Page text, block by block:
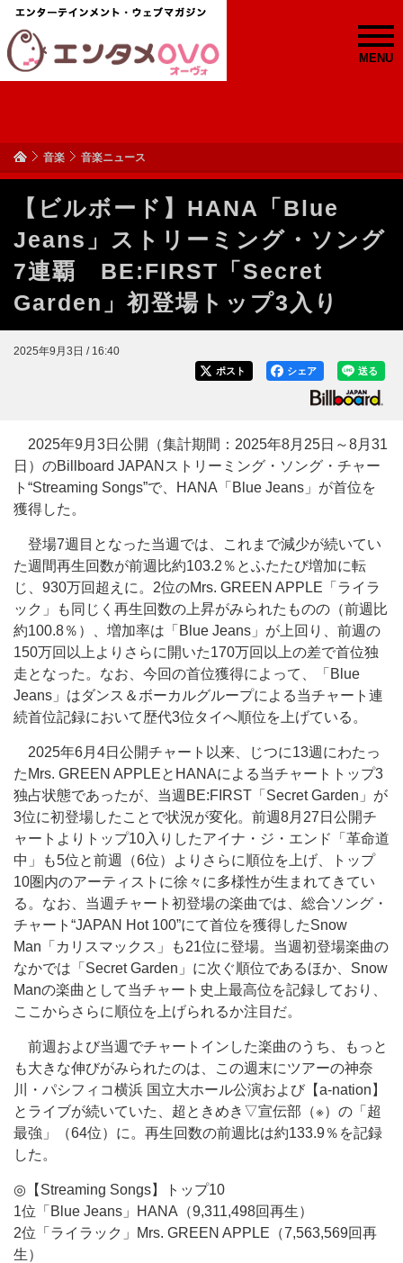
MENU
音楽 音楽ニュース
【ビルボード】HANA「Blue
Jeans」ストリーミング・ソング
7連覇 BE:FIRST「Secret
Garden」初登場トップ3入り
2025年9月3日 / 16:40
送る
シェア
ポスト
2025年9月3日公開（集計期間：2025年8月25日～8月31
日）のBillboard JAPANストリーミング・ソング・チャー
ト“Streaming Songs”で、HANA「Blue Jeans」が首位を
獲得した。
登場7週目となった当週では、これまで減少が続いてい
た週間再生回数が前週比約103.2％とふたたび増加に転
じ、930万回超えに。2位のMrs. GREEN APPLE「ライラ
ック」も同じく再生回数の上昇がみられたものの（前週比
約100.8％）、増加率は「Blue Jeans」が上回り、前週の
150万回以上よりさらに開いた170万回以上の差で首位独
走となった。なお、今回の首位獲得によって、「Blue
Jeans」はダンス＆ボーカルグループによる当チャート連
続首位記録において歴代3位タイへ順位を上げている。
2025年6月4日公開チャート以来、じつに13週にわたっ
たMrs. GREEN APPLEとHANAによる当チャートトップ3
独占状態であったが、当週BE:FIRST「Secret Garden」が
3位に初登場したことで状況が変化。前週8月27日公開チ
ャートよりトップ10入りしたアイナ・ジ・エンド「革命道
中」も5位と前週（6位）よりさらに順位を上げ、トップ
10圏内のアーティストに徐々に多様性が生まれてきてい
る。なお、当週チャート初登場の楽曲では、総合ソング・
チャート“JAPAN Hot 100”にて首位を獲得したSnow
Man「カリスマックス」も21位に登場。当週初登場楽曲の
なかでは「Secret Garden」に次ぐ順位であるほか、Snow
Manの楽曲として当チャート史上最高位を記録しており、
ここからさらに順位を上げられるか注目だ。
前週および当週でチャートインした楽曲のうち、もっと
も大きな伸びがみられたのは、この週末にツアーの神奈
川・パシフィコ横浜 国立大ホール公演および【a-nation】
とライブが続いていた、超ときめき▽宣伝部（※）の「超
最強」（64位）に。再生回数の前週比は約133.9％を記録
した。
◎【Streaming Songs】トップ10
1位「Blue Jeans」HANA（9,311,498回再生）
2位「ライラック」Mrs. GREEN APPLE（7,563,569回再
生）